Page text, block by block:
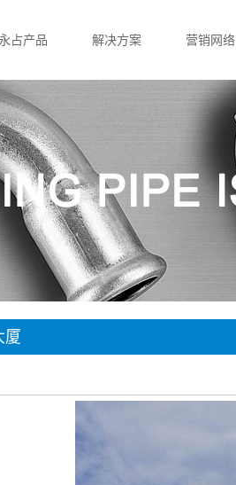
占产品
不锈钢管
卡压管件
卡压管件
沟槽管件
承插焊管件
家装用管
解决方案
单卡压管件
承插焊管件
双卡压管件
家装用管
营销网络
营销网络
厦